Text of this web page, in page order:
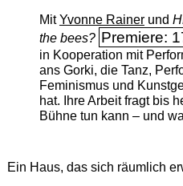
MitYvonne Rainerund
the bees? Premiere:
in Kooperation mit
ans Gorki, die Tanz,
Feminismus und
hat. Ihre Arbeit fragt bis
Bühne tun kann – und
Ein Haus, das sich räumlich